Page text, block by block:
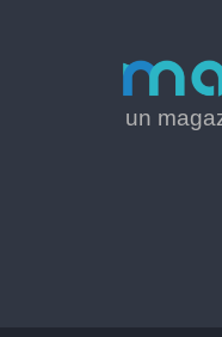
un